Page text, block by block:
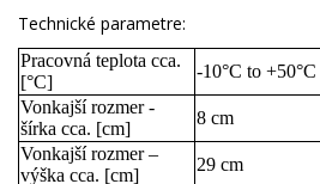
Technické parametre:
Pracovná teplota cca.
[°C]
-10°C to +50°C
Vonkajší rozmer -
šírka cca. [cm]
8 cm
Vonkajší rozmer –
výška cca. [cm]
29 cm